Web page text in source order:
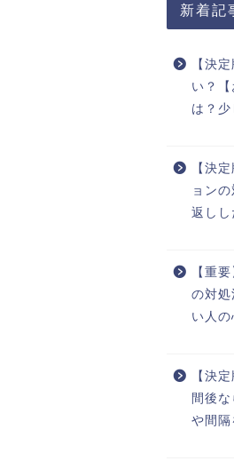
新着記
【決
い？
は？少
【決
ョン
返しし
【重
の対処
い人の
【決
間後
や間隔